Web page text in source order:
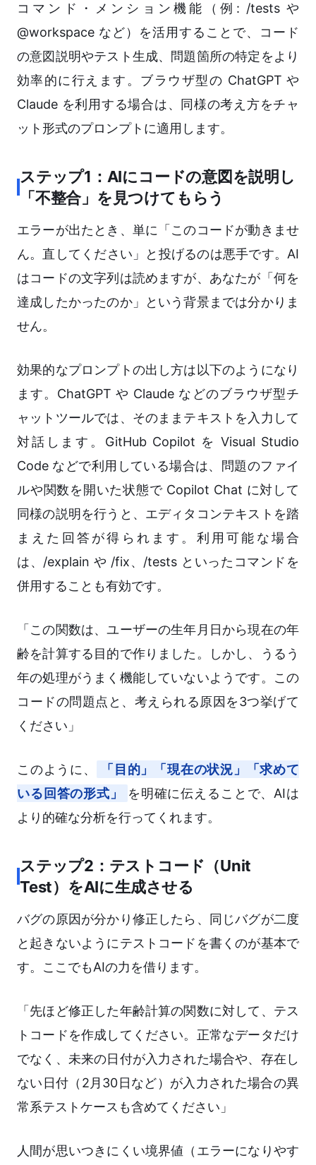
コマンド・メンション機能（例: /tests や
@workspace など）を活用することで、コード
の意図説明やテスト生成、問題箇所の特定をより
効率的に行えます。ブラウザ型の ChatGPT や
Claude を利用する場合は、同様の考え方をチャ
ット形式のプロンプトに適用します。
ステップ1：AIにコードの意図を説明し
「不整合」を見つけてもらう
エラーが出たとき、単に「このコードが動きませ
ん。直してください」と投げるのは悪手です。AI
はコードの文字列は読めますが、あなたが「何を
達成したかったのか」という背景までは分かりま
せん。
効果的なプロンプトの出し方は以下のようになり
ます。ChatGPT や Claude などのブラウザ型チ
ャットツールでは、そのままテキストを入力して
対話します。GitHub Copilot を Visual Studio
Code などで利用している場合は、問題のファイ
ルや関数を開いた状態で Copilot Chat に対して
同様の説明を行うと、エディタコンテキストを踏
まえた回答が得られます。利用可能な場合
は、/explain や /fix、/tests といったコマンドを
併用することも有効です。
「この関数は、ユーザーの生年月日から現在の年
齢を計算する目的で作りました。しかし、うるう
年の処理がうまく機能していないようです。この
コードの問題点と、考えられる原因を3つ挙げて
ください」
このように、
「目的」「現在の状況」「求めて
いる回答の形式」
を明確に伝えることで、AIは
より的確な分析を行ってくれます。
ステップ2：テストコード（Unit
Test）をAIに生成させる
バグの原因が分かり修正したら、同じバグが二度
と起きないようにテストコードを書くのが基本で
す。ここでもAIの力を借ります。
「先ほど修正した年齢計算の関数に対して、テス
トコードを作成してください。正常なデータだけ
でなく、未来の日付が入力された場合や、存在し
ない日付（2月30日など）が入力された場合の異
常系テストケースも含めてください」
人間が思いつきにくい境界値（エラーになりやす